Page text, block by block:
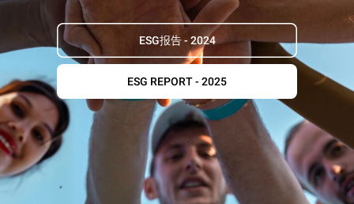
ESG报告 - 2024
ESG REPORT - 2025